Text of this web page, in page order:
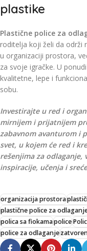
plastike
Plastične police za
roditelja koji želi da održi
u organizaciji prostora,
za svoje igračke. U ponudi
kvalitetne, lepe i
sobu.
Investirajte u red i
mirnijem i prijatnijem
zabavnom avanturom i
svet, u kojem će red i
rešenjima za
inspiracije, učenja i
organizacija prostora
plastične police za
polica sa fiokamapolice
police za odlaganje